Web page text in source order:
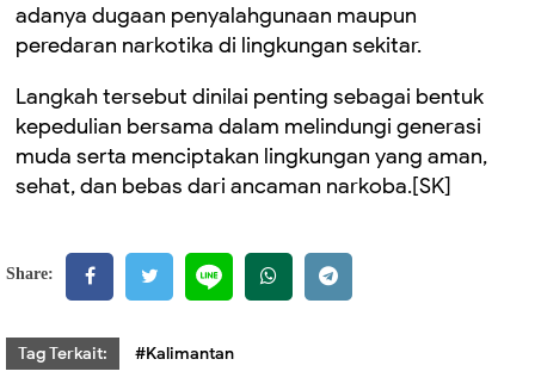
adanya dugaan penyalahgunaan maupun
peredaran narkotika di lingkungan sekitar.
Langkah tersebut dinilai penting sebagai bentuk
kepedulian bersama dalam melindungi generasi
muda serta menciptakan lingkungan yang aman,
sehat, dan bebas dari ancaman narkoba.[SK]
Share:
Tag Terkait: #Kalimantan